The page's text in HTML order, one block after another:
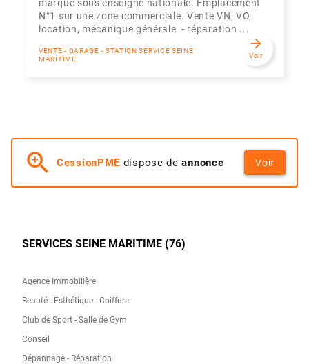
marque sous enseigne nationale. Emplacement
N°1 sur une zone commerciale. Vente VN, VO,
location, mécanique générale - réparation ...
VENTE - GARAGE - STATION SERVICE SEINE
MARITIME
arrow_forward
Voir
zoom_in CessionPME dispose deannonce Voir
SERVICES SEINE MARITIME (76)
Agence Immobilière
Beauté - Esthétique - Coiffure
Club de Sport - Salle de Gym
Conseil
Dépannage - Réparation